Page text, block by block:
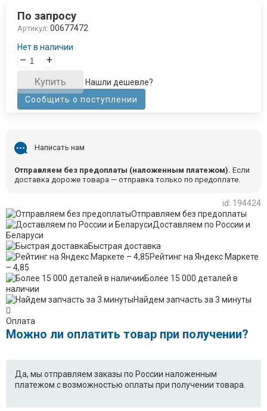
По запросу
Артикул: 00677472
Нет в наличии
– +
Купить
Нашли дешевле?
Сообщить о поступлении
Написать нам
Отправляем без предоплаты (наложенным платежом). Если
доставка дороже товара — отправка только по предоплате.
id: 194424
Отправляем без предоплаты
Доставляем по России и
Беларуси
Быстрая доставка
Рейтинг на Яндекс Маркете
– 4,85
Более 15 000 деталей в
наличии
Найдем запчасть за 3 минуты
Оплата
Можно ли оплатить товар при получении?
Да, мы отправляем заказы по России наложенным
платежом с возможностью оплаты при получении товара.